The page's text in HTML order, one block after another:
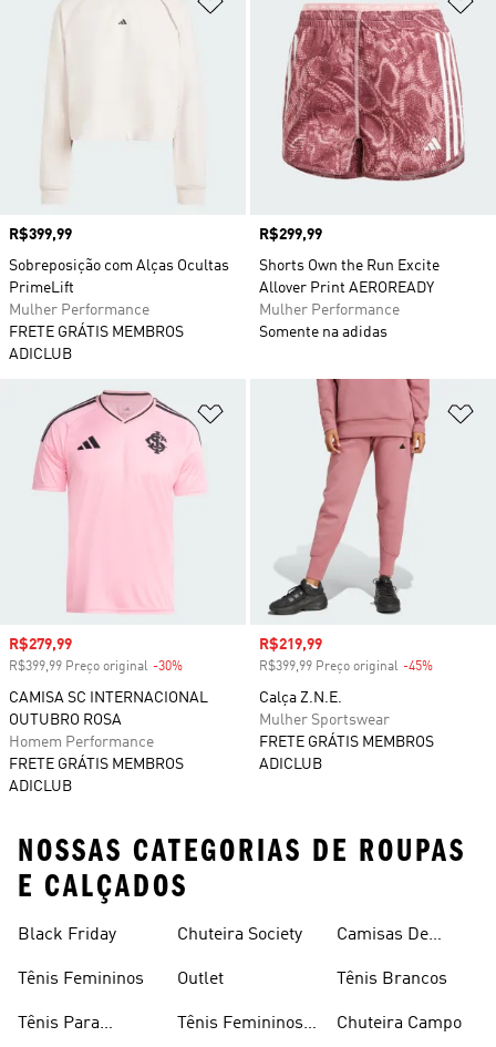
Preço
R$399,99
Sobreposição com Alças Ocultas
PrimeLift
Mulher Performance
FRETE GRÁTIS MEMBROS
ADICLUB
Preço
R$299,99
Shorts Own the Run Excite
Allover Print AEROREADY
Mulher Performance
Somente na adidas
Adicionar à Lista de Desejos
Preço com desconto
R$279,99
R$399,99 Preço original -30%
CAMISA SC INTERNACIONAL
OUTUBRO ROSA
Homem Performance
FRETE GRÁTIS MEMBROS
ADICLUB
Preço com desconto
R$219,99
R$399,99 Preço original -45%
Calça Z.N.E.
Mulher Sportswear
FRETE GRÁTIS MEMBROS
ADICLUB
NOSSAS CATEGORIAS DE ROUPAS
E CALÇADOS
Black Friday
Tênis Femininos
Tênis Para
Chuteira Society
Outlet
Tênis Femininos
Camisas De
Tênis Brancos
Chuteira Campo